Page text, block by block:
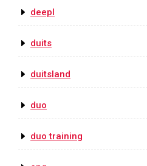
deepl
duits
duitsland
duo
duo training